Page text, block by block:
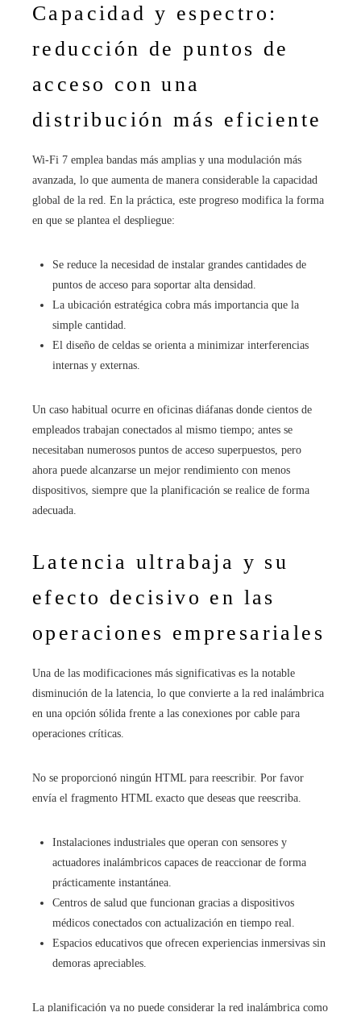
Capacidad y espectro:
reducción de puntos de
acceso con una
distribución más eficiente
Wi‑Fi 7 emplea bandas más amplias y una modulación más
avanzada, lo que aumenta de manera considerable la capacidad
global de la red. En la práctica, este progreso modifica la forma
en que se plantea el despliegue:
Se reduce la necesidad de instalar grandes cantidades de
puntos de acceso para soportar alta densidad.
La ubicación estratégica cobra más importancia que la
simple cantidad.
El diseño de celdas se orienta a minimizar interferencias
internas y externas.
Un caso habitual ocurre en oficinas diáfanas donde cientos de
empleados trabajan conectados al mismo tiempo; antes se
necesitaban numerosos puntos de acceso superpuestos, pero
ahora puede alcanzarse un mejor rendimiento con menos
dispositivos, siempre que la planificación se realice de forma
adecuada.
Latencia ultrabaja y su
efecto decisivo en las
operaciones empresariales
Una de las modificaciones más significativas es la notable
disminución de la latencia, lo que convierte a la red inalámbrica
en una opción sólida frente a las conexiones por cable para
operaciones críticas.
No se proporcionó ningún HTML para reescribir. Por favor
envía el fragmento HTML exacto que deseas que reescriba.
Instalaciones industriales que operan con sensores y
actuadores inalámbricos capaces de reaccionar de forma
prácticamente instantánea.
Centros de salud que funcionan gracias a dispositivos
médicos conectados con actualización en tiempo real.
Espacios educativos que ofrecen experiencias inmersivas sin
demoras apreciables.
La planificación ya no puede considerar la red inalámbrica como